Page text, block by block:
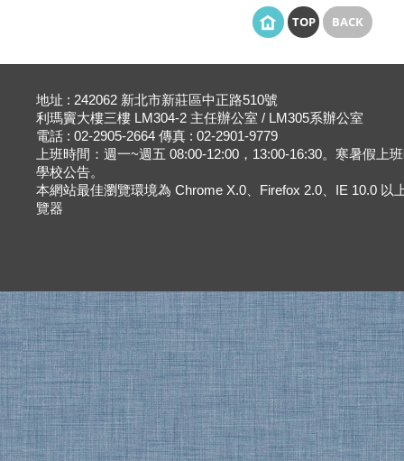
TOP BACK
地址 : 242062 新北市新莊區中正路510號
利瑪竇大樓三樓 LM304-2 主任辦公室 / LM305系辦公室
電話 : 02-2905-2664 傳真 : 02-2901-9779
上班時間：週一~週五 08:00-12:00，13:00-16:30。寒暑假上
學校公告。
本網站最佳瀏覽環境為 Chrome X.0、Firefox 2.0、IE 10.0 以
覽器